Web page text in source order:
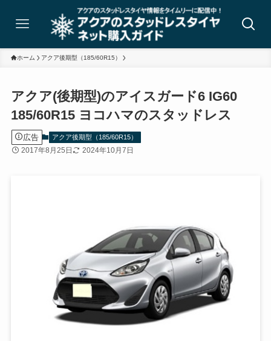
ホーム アクア後期型（185/60R15）
アクア(後期型)のアイスガード6 IG60
185/60R15 ヨコハマのスタッドレス
広告 アクア後期型（185/60R15）
2017年8月25日 2024年10月7日